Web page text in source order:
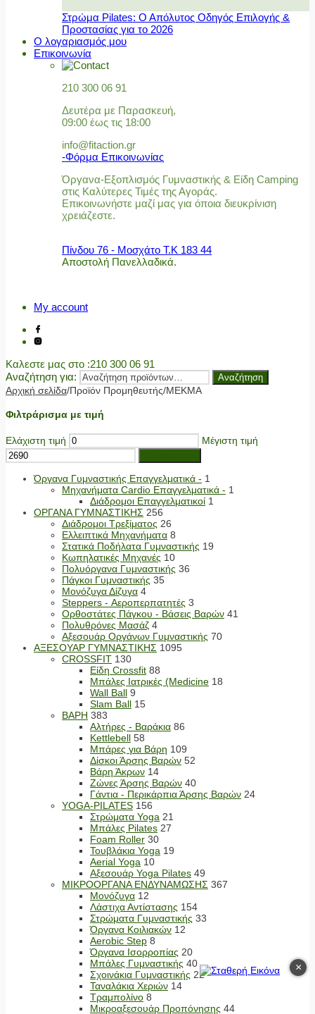
Στρώμα Pilates: Ο Απόλυτος Οδηγός Επιλογής &
Προστασίας για το 2026
Ο λογαριασμός μου
Επικοινωνία
210 300 06 91
Δευτέρα με Παρασκευή,
09:00 έως τις 18:00
info@fitaction.gr
-Φόρμα Επικοινωνίας
Όργανα-Εξοπλισμός Γυμναστικής & Είδη Camping
στις Καλύτερες Τιμές της Αγοράς.
Επικοινωνήστε μαζί μας για όποια διευκρίνιση
χρειάζεστε.
Πίνδου 76 - Μοσχάτο Τ.Κ 183 44
Αποστολή Πανελλαδικά.
My account
Καλεστε μας στο :210 300 06 91
Αναζήτηση για:
Αναζήτηση
Αρχική σελίδα/Προϊόν Προμηθευτής/MEKMA
Φιλτράρισμα με τιμή
Ελάχιστη τιμή Μέγιστη τιμή
Όργανα Γυμναστικής Επαγγελματικά - 1
Μηχανήματα Cardio Επαγγελματικά - 1
Διάδρομοι Επαγγελματικοί 1
ΟΡΓΑΝΑ ΓΥΜΝΑΣΤΙΚΗΣ 256
Διάδρομοι Τρεξίματος 26
Ελλειπτικά Μηχανήματα 8
Στατικά Ποδήλατα Γυμναστικής 19
Κωπηλατικές Μηχανές 10
Πολυόργανα Γυμναστικής 36
Πάγκοι Γυμναστικής 35
Μονόζυγα Δίζυγα 4
Steppers - Αεροπερπατητές 3
Ορθοστάτες Πάγκου - Βάσεις Βαρών 41
Πολυθρόνες Μασάζ 4
Αξεσουάρ Οργάνων Γυμναστικής 70
ΑΞΕΣΟΥΑΡ ΓΥΜΝΑΣΤΙΚΗΣ 1095
CROSSFIT 130
Είδη Crossfit 88
Μπάλες Ιατρικές (Medicine 18
Wall Ball 9
Slam Ball 15
ΒΑΡΗ 383
Αλτήρες - Βαράκια 86
Kettlebell 58
Μπάρες για Βάρη 109
Δίσκοι Άρσης Βαρών 52
Βάρη Άκρων 14
Ζώνες Άρσης Βαρών 40
Γάντια - Περικάρπια Άρσης Βαρών 24
YOGA-PILATES 156
Στρώματα Yoga 21
Μπάλες Pilates 27
Foam Roller 30
Τουβλάκια Yoga 19
Aerial Yoga 10
Αξεσουάρ Yoga Pilates 49
ΜΙΚΡΟΟΡΓΑΝΑ ΕΝΔΥΝΑΜΩΣΗΣ 367
Μονόζυγα 12
Λάστιχα Αντίστασης 154
Στρώματα Γυμναστικής 33
Όργανα Κοιλιακών 12
Aerobic Step 8
Όργανα Ισορροπίας 20
Μπάλες Γυμναστικής 40
Σχοινάκια Γυμναστικής 22
Ταναλάκια Χεριών 14
Τραμπολίνο 8
Μικροαξεσουάρ Προπόνησης 44
×